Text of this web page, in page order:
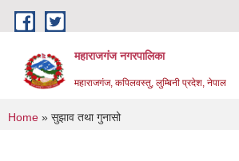
Skip to main content
महाराजगंज नगरपालिका
महाराजगंज, कपिलवस्तु, लुम्बिनी प्रदेश, नेपाल
You are here
Home » सुझाव तथा गुनासो